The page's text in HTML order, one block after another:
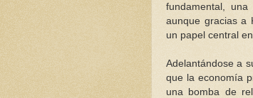
fundamental,
aunque gracias a
un papel central
Adelantándose a
que la economía
una bomba de